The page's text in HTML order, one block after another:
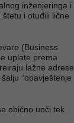
inženjeringa i
i otuđili lične
(Business
uplate prema
lažne adrese
“obavještenje
obično uoči tek